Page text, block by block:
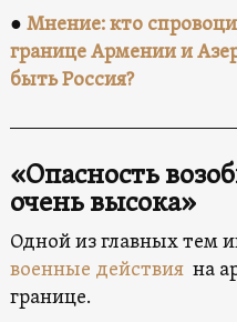
● Мнение: кто
границе Армении и
быть Россия?
«Опасность
очень высока»
Одной из главных тем
военные действия на
границе.